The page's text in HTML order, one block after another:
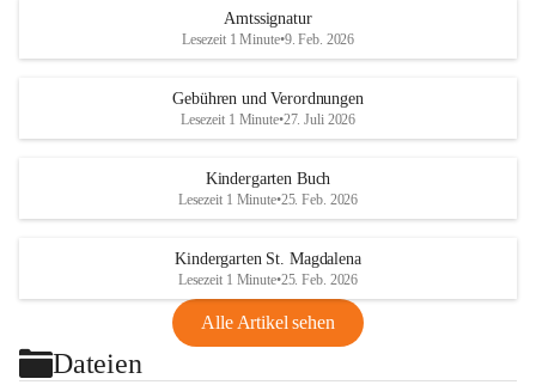
Amtssignatur
Lesezeit 1 Minute•9. Feb. 2026
Gebühren und Verordnungen
Lesezeit 1 Minute•27. Juli 2026
Kindergarten Buch
Lesezeit 1 Minute•25. Feb. 2026
Kindergarten St. Magdalena
Lesezeit 1 Minute•25. Feb. 2026
Alle Artikel sehen
Dateien